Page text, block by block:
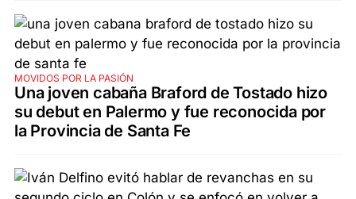
MOVIDOS POR LA PASIÓN
Una joven cabaña Braford de Tostado hizo
su debut en Palermo y fue reconocida por
la Provincia de Santa Fe